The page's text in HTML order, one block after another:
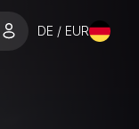
DE / EUR